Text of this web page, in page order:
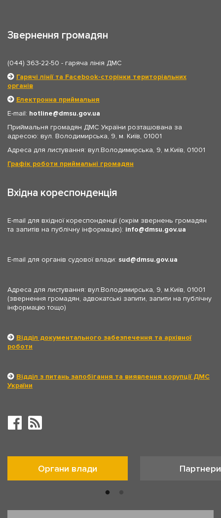
Звернення громадян
(044) 363-22-50 - гаряча лінія ДМС
Гарячі лінії та Facebook-сторінки територіальних
органів
Електронна приймальня
E-mail: hotline
dmsu.gov.ua
Приймальня громадян ДМС України розташована за
адресою: вул. Володимирська, 9, м. Київ, 01001
Адреса для листування: вул.Володимирська, 9, м.Київ, 01001
Графік роботи приймальні громадян
Вхідна кореспонденція
E-mail для вхідної кореспонденції (окрім звернень громадян
та запитів на публічну інформацію): info dmsu.gov.ua
E-mail для органів судової влади: sud dmsu.gov.ua
Адреса для листування: вул.Володимирська, 9, м.Київ, 01001
(звернення громадян, адвокатські запити, запити на публічну
інформацію тощо)
Відділ документального забезпечення та архівної
роботи
Відділ з питань запобігання та виявлення корупції ДМС
України
Органи влади Партнери